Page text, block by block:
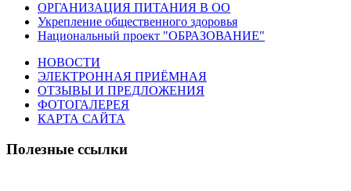
ОРГАНИЗАЦИЯ ПИТАНИЯ В ОО
Укрепление общественного здоровья
Национальный проект "ОБРАЗОВАНИЕ"
НОВОСТИ
ЭЛЕКТРОННАЯ ПРИЁМНАЯ
ОТЗЫВЫ И ПРЕДЛОЖЕНИЯ
ФОТОГАЛЕРЕЯ
КАРТА САЙТА
Полезные ссылки